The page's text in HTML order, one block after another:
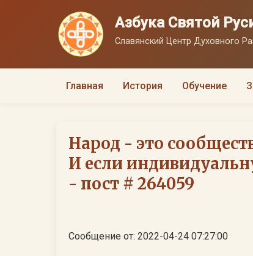
Азбука Святой
Славянский Центр Духовного
Главная История Обучение
Народ - это
И если
- пост # 264059
Сообщение от: 2022-04-24 07:27:00